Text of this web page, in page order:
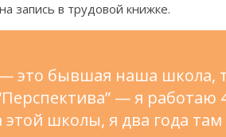
запись в трудовой книжке.
это бывшая наша школа,
— я работаю
школы, я два года там